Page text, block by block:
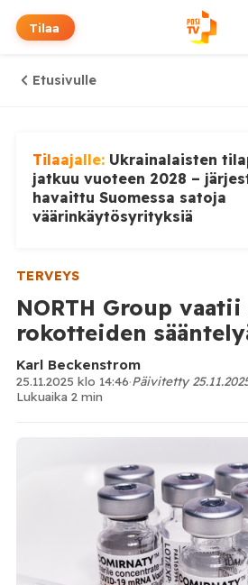
Tilaa
Etusivulle
Tilaajalle: Ukrainalaisten
jatkuu vuoteen 2028 –
havaittu Suomessa satoja
väärinkäytösyrityksiä
TERVEYS
NORTH Group vaatii
rokotteiden
Karl Beckenstrom
25.11.2025 klo 14:46·Päivitetty
Lukuaika 2 min